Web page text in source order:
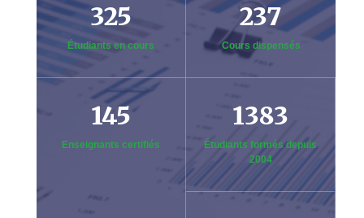
325
Étudiants en cours
237
Cours dispensés
145
Enseignants certifiés
1383
Étudiants formés depuis
2004